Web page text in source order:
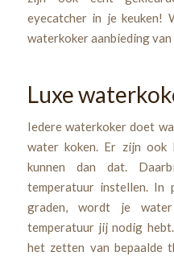
eyecatcher in je keuken!
waterkoker aanbieding van
Luxe
Iedere waterkoker doet
water koken. Er zijn ook
kunnen dan dat.
temperatuur instellen.
graden, wordt je
temperatuur jij nodig
het zetten van bepaalde